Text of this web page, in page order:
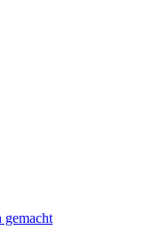
gemacht